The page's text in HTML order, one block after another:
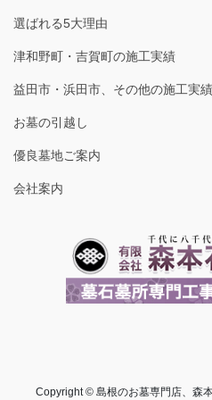
選ばれる5大理由
津和野町・吉賀町の施工実績
益田市・浜田市、その他の施工実績
お墓の引越し
優良墓地ご案内
会社案内
Copyright © 島根のお墓専門店、森